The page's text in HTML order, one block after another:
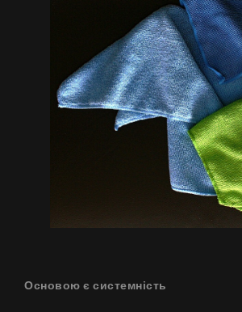
Продукти
Про нас
Сторінка дизайнера
Технічна підтримка
Віртуальний салон
Де придбати
Галерея
Акції
Контакти
Основою є системність